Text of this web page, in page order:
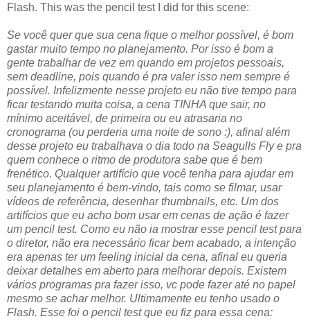
Flash. This was the pencil test I did for this scene:
Se você quer que sua cena fique o melhor possível, é bom
gastar muito tempo no planejamento. Por isso é bom a
gente trabalhar de vez em quando em projetos pessoais,
sem deadline, pois quando é pra valer isso nem sempre é
possível. Infelizmente nesse projeto eu não tive tempo para
ficar testando muita coisa, a cena TINHA que sair, no
mínimo aceitável, de primeira ou eu atrasaria no
cronograma (ou perderia uma noite de sono :), afinal além
desse projeto eu trabalhava o dia todo na Seagulls Fly e pra
quem conhece o ritmo de produtora sabe que é bem
frenético. Qualquer artifício que você tenha para ajudar em
seu planejamento é bem-vindo, tais como se filmar, usar
vídeos de referência, desenhar thumbnails, etc. Um dos
artifícios que eu acho bom usar em cenas de ação é fazer
um pencil test. Como eu não ia mostrar esse pencil test para
o diretor, não era necessário ficar bem acabado, a intenção
era apenas ter um feeling inicial da cena, afinal eu queria
deixar detalhes em aberto para melhorar depois. Existem
vários programas pra fazer isso, vc pode fazer até no papel
mesmo se achar melhor. Ultimamente eu tenho usado o
Flash. Esse foi o pencil test que eu fiz para essa cena: